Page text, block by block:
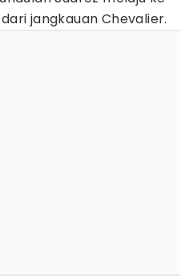
jangkauan Chevalier.